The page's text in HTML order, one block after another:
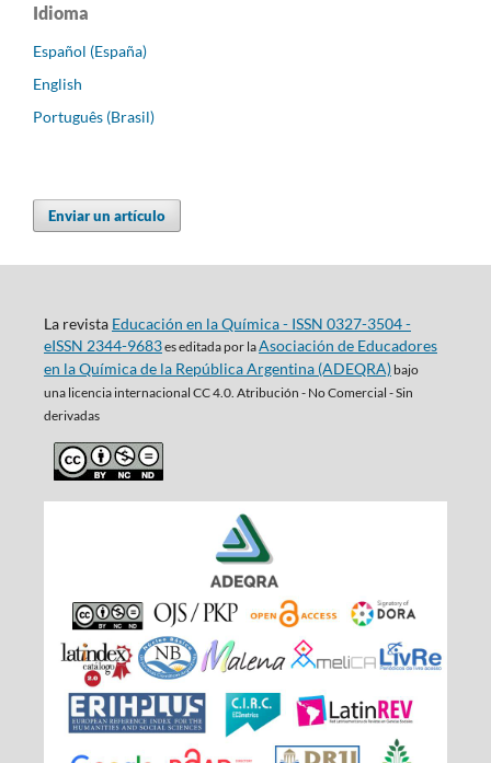
Idioma
Español (España)
English
Português (Brasil)
Enviar un artículo
La revista Educación en la Química - ISSN 0327-3504 -
eISSN 2344-9683es editada por laAsociación de Educadores
en la Química de la República Argentina (ADEQRA)bajo
una licencia internacional CC 4.0. Atribución - No Comercial - Sin
derivadas